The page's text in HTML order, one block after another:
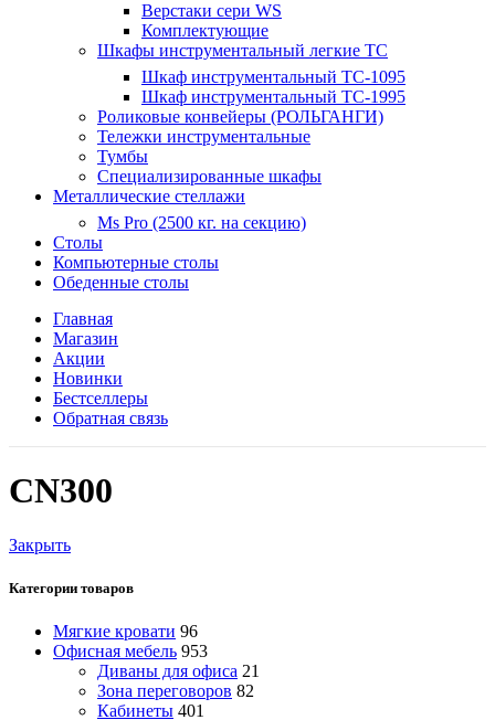
Верстаки сери WS
Комплектующие
Шкафы инструментальный легкие ТС
Шкаф инструментальный TC-1095
Шкаф инструментальный TC-1995
Роликовые конвейеры (РОЛЬГАНГИ)
Тележки инструментальные
Тумбы
Специализированные шкафы
Металлические стеллажи
Ms Pro (2500 кг. на секцию)
Столы
Компьютерные столы
Обеденные столы
Главная
Магазин
Акции
Новинки
Бестселлеры
Обратная связь
CN300
Закрыть
Категории товаров
Мягкие кровати 96
Офисная мебель 953
Диваны для офиса 21
Зона переговоров 82
Кабинеты 401